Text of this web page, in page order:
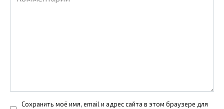
Сохранить моё имя, email и адрес сайта в этом браузере для